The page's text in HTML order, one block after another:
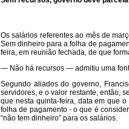
Os salários referentes ao mês de
Sem dinheiro para a folha de
feira, em reunião fechada, de que
— Não há recursos — admitiu uma
Segundo aliados do governo,
servidores, e o valor restante, então,
que nesta quinta-feira, data em que
folha de pagamento - o que é
“não tem dinheiro” para os salários.